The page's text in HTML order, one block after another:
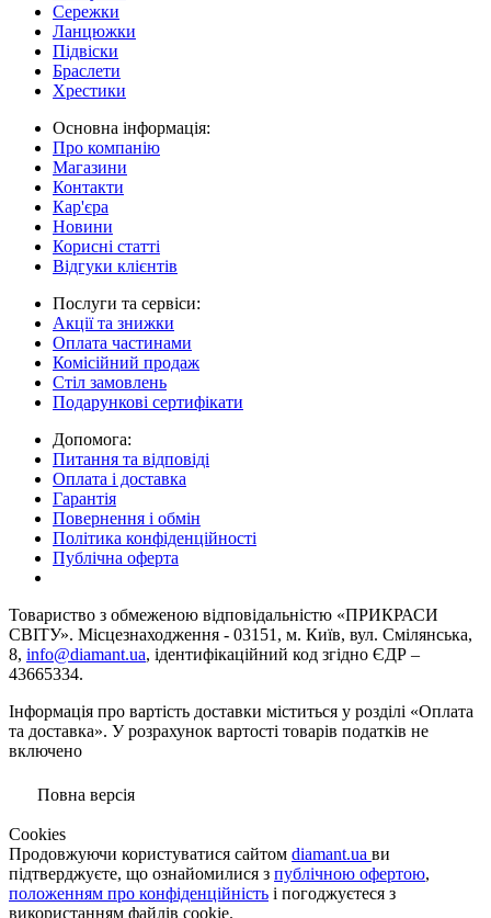
Сережки
Ланцюжки
Підвіски
Браслети
Хрестики
Основна інформація:
Про компанію
Магазини
Контакти
Кар'єра
Новини
Корисні статті
Відгуки клієнтів
Послуги та сервіси:
Акції та знижки
Оплата частинами
Комісійний продаж
Стіл замовлень
Подарункові сертифікати
Допомога:
Питання та відповіді
Оплата і доставка
Гарантія
Повернення і обмін
Політика конфіденційності
Публічна оферта
Товариство з обмеженою вiдповiдальнiстю «ПРИКРАСИ
СВІТУ». Місцезнаходження - 03151, м. Київ, вул. Смілянська,
8, info@diamant.ua, ідентифікаційний код згідно ЄДР –
43665334.
Інформація про вартість доставки міститься у розділі «Оплата
та доставка». У розрахунок вартості товарів податків не
включено
Повна версія
Сookies
Продовжуючи користуватися сайтом diamant.ua ви
підтверджуєте, що ознайомилися з публічною офертою,
положенням про конфіденційність і погоджуєтеся з
використанням файлів cookie.